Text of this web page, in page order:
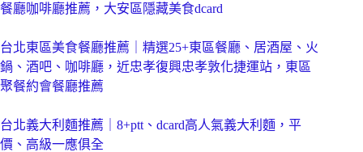
餐廳咖啡廳推薦，大安區隱藏美食dcard
台北東區美食餐廳推薦｜精選25+東區餐廳、居酒屋、火
鍋、酒吧、咖啡廳，近忠孝復興忠孝敦化捷運站，東區
聚餐約會餐廳推薦
台北義大利麵推薦｜8+ptt、dcard高人氣義大利麵，平
價、高級一應俱全